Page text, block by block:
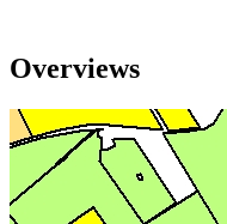
Overviews